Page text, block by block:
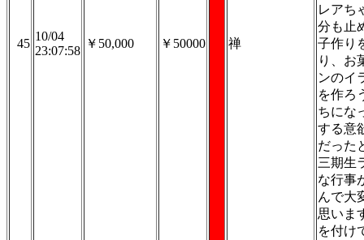
45
10/04
23:07:58
￥50,000 ￥50000 禅
レアち
分も止
子作り
り、お
ンのイ
を作ろ
ちにな
する意
だった
三期生
な行事
んで大
思いま
を付け